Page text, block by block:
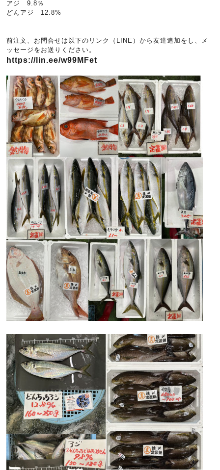
アジ 9.8％
どんアジ 12.8%
前注文、お問合せは以下のリンク（LINE）から友達追加をし、メ
ッセージをお送りください。
https://lin.ee/w99MFet